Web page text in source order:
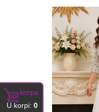
korpa
U korpi: 0